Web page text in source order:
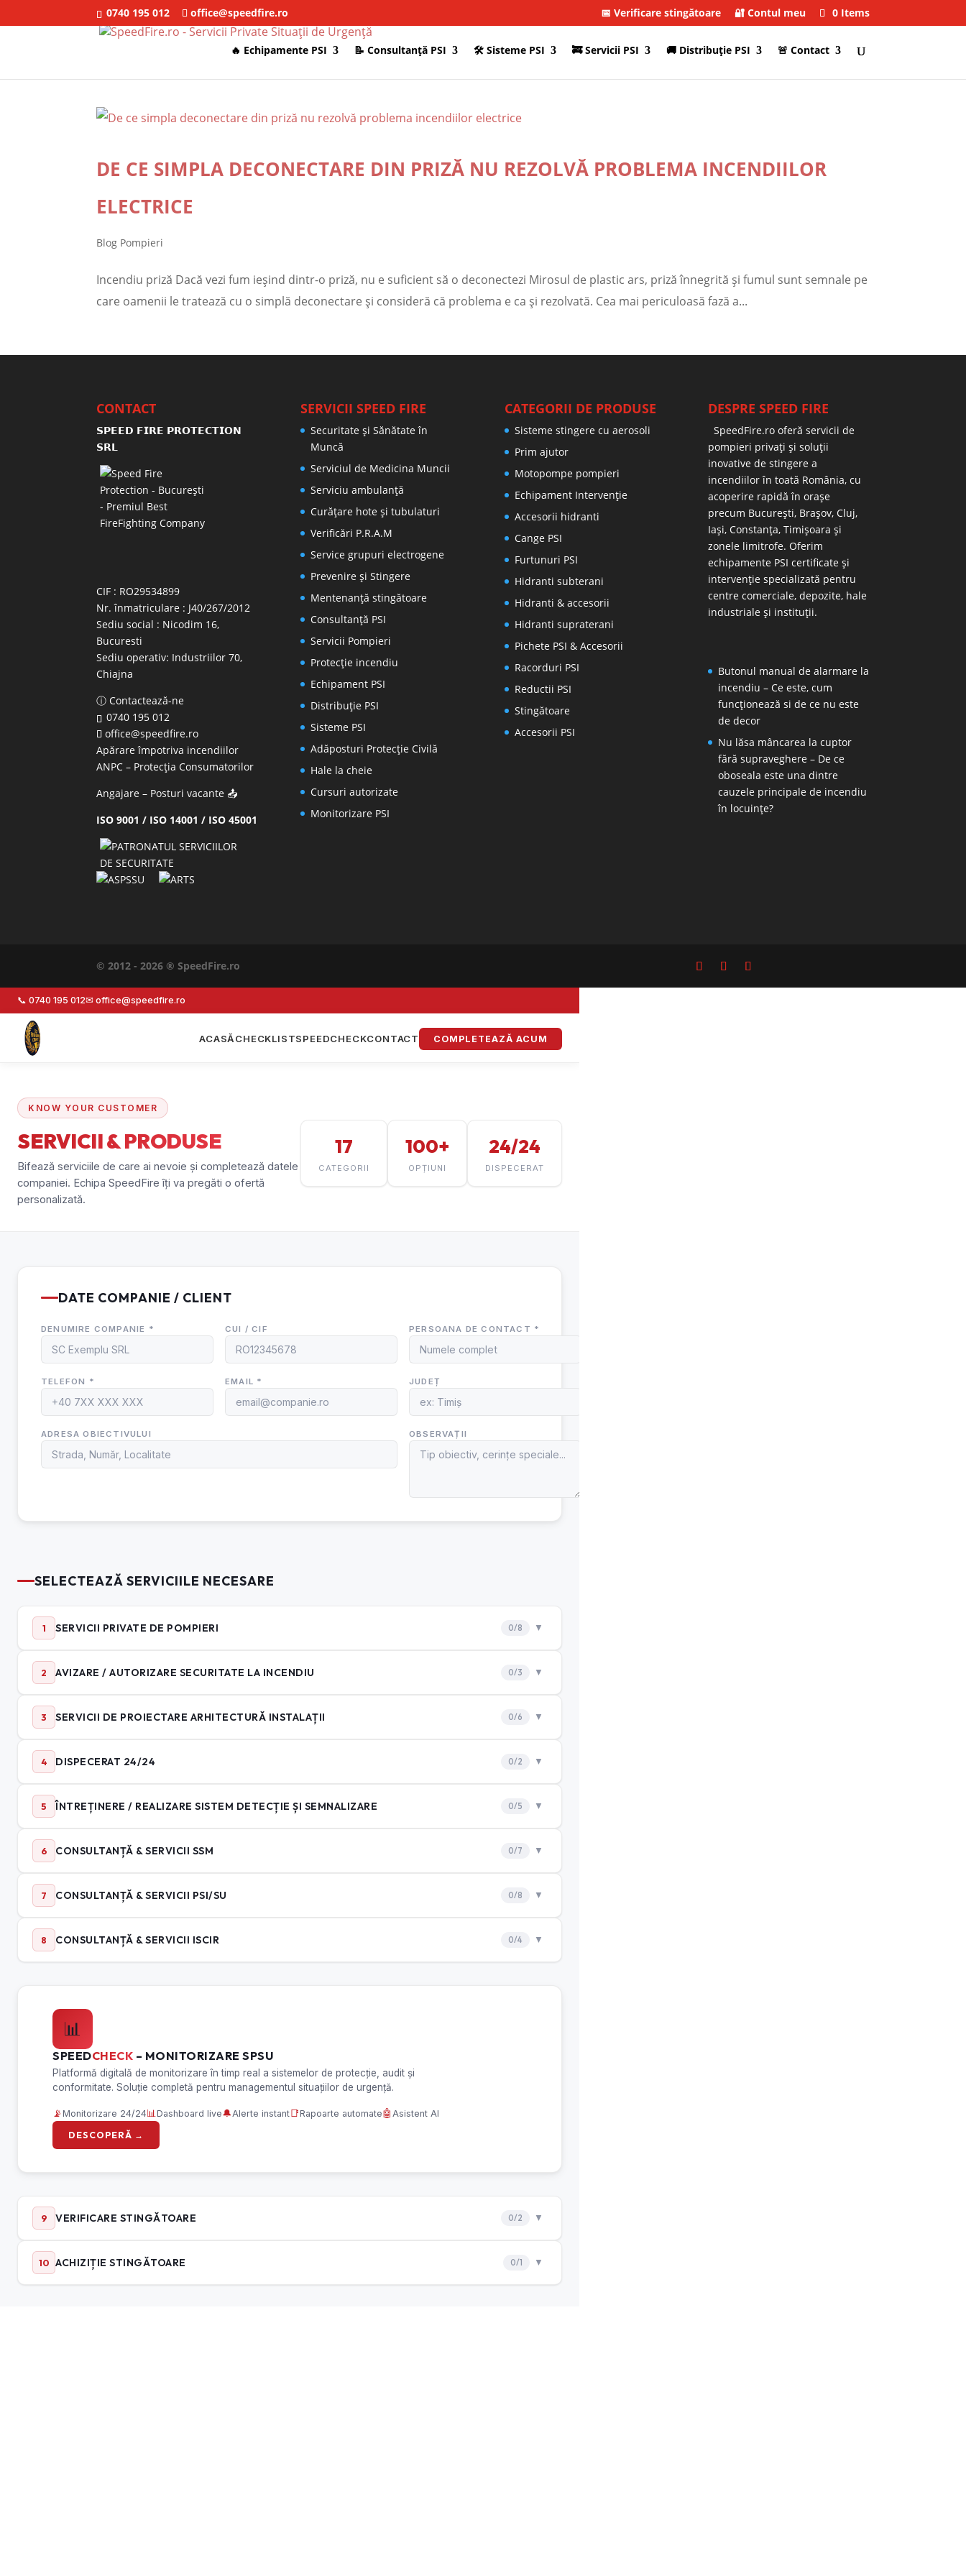
0740 195 012 office@speedfire.ro 📅 Verificare stingătoare 🔐 Contul meu 0 Items
🔥 Echipamente PSI 📝 Consultanţă PSI 🛠 Sisteme PSI 🚒 Servicii PSI 🚚 Distribuţie PSI 🚨 Contact
DE CE SIMPLA DECONECTARE DIN PRIZĂ NU REZOLVĂ PROBLEMA INCENDIILOR
ELECTRICE
Blog Pompieri
Incendiu priză Dacă vezi fum ieșind dintr-o priză, nu e suficient să o deconectezi Mirosul de plastic ars, priză înnegrită și fumul sunt semnale pe
care oamenii le tratează cu o simplă deconectare și consideră că problema e ca și rezolvată. Cea mai periculoasă fază a...
CONTACT
𝗦𝗣𝗘𝗘𝗗 𝗙𝗜𝗥𝗘 𝗣𝗥𝗢𝗧𝗘𝗖𝗧𝗜𝗢𝗡
𝗦𝗥𝗟
CIF : RO29534899
Nr. înmatriculare : J40/267/2012
Sediu social : Nicodim 16,
Bucuresti
Sediu operativ: Industriilor 70,
Chiajna
ⓘ Contactează-ne
0740 195 012
office@speedfire.ro
Apărare împotriva incendiilor
ANPC – Protecția Consumatorilor
Angajare – Posturi vacante 📤
ISO 9001 / ISO 14001 / ISO 45001
SERVICII SPEED FIRE
Securitate și Sănătate în
Muncă
Serviciul de Medicina Muncii
Serviciu ambulanță
Curățare hote și tubulaturi
Verificări P.R.A.M
Service grupuri electrogene
Prevenire şi Stingere
Mentenanţă stingătoare
Consultanţă PSI
Servicii Pompieri
Protecţie incendiu
Echipament PSI
Distribuţie PSI
Sisteme PSI
Adăposturi Protecție Civilă
Hale la cheie
Cursuri autorizate
Monitorizare PSI
CATEGORII DE PRODUSE
Sisteme stingere cu aerosoli
Prim ajutor
Motopompe pompieri
Echipament Intervenție
Accesorii hidranti
Cange PSI
Furtunuri PSI
Hidranti subterani
Hidranti & accesorii
Hidranti supraterani
Pichete PSI & Accesorii
Racorduri PSI
Reductii PSI
Stingătoare
Accesorii PSI
DESPRE SPEED FIRE
SpeedFire.ro oferă servicii de
pompieri privați și soluții
inovative de stingere a
incendiilor în toată România, cu
acoperire rapidă în orașe
precum București, Brașov, Cluj,
Iași, Constanța, Timișoara și
zonele limitrofe. Oferim
echipamente PSI certificate și
intervenție specializată pentru
centre comerciale, depozite, hale
industriale și instituții.
Butonul manual de alarmare la
incendiu – Ce este, cum
funcționează si de ce nu este
de decor
Nu lăsa mâncarea la cuptor
fără supraveghere – De ce
oboseala este una dintre
cauzele principale de incendiu
în locuințe?
© 2012 - 2026 ® SpeedFire.ro